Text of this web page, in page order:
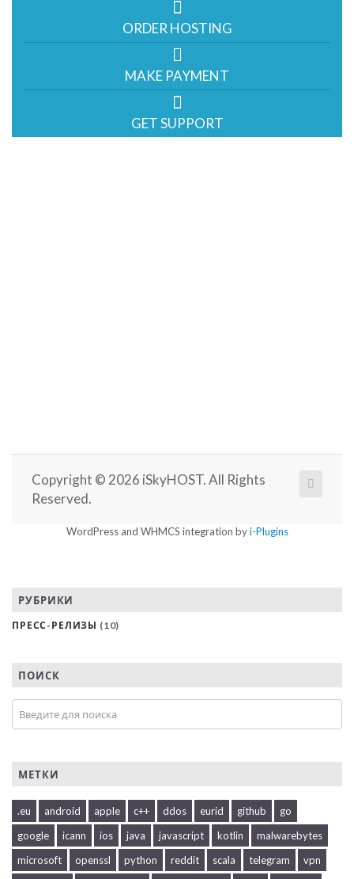
ORDER HOSTING
MAKE PAYMENT
GET SUPPORT
Copyright © 2026 iSkyHOST. All Rights
Reserved.
WordPress and WHMCS integration byi-Plugins
РУБРИКИ
ПРЕСС-РЕЛИЗЫ (10)
ПОИСК
МЕТКИ
.eu android apple c++ ddos eurid github
go
google
icann ios java javascript kotlin
malwarebytes
microsoft
openssl python reddit scala telegram
vpn